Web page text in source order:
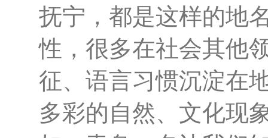
抚宁，都是这样的地
性，很多在社会其他
征、语言习惯沉淀在
多彩的自然、文化现